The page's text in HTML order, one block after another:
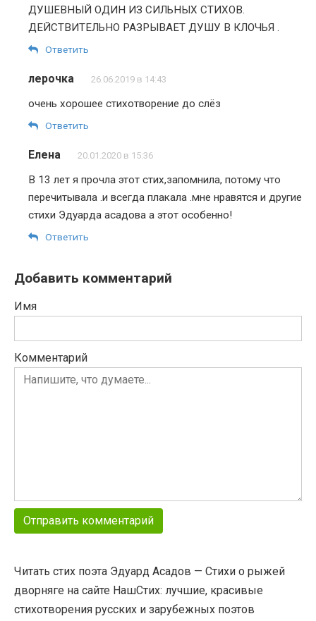
ДУШЕВНЫЙ ОДИН ИЗ СИЛЬНЫХ СТИХОВ.
ДЕЙСТВИТЕЛЬНО РАЗРЫВАЕТ ДУШУ В КЛОЧЬЯ .
Ответить
лерочка 26.06.2019 в 14:43
очень хорошее стихотворение до слёз
Ответить
Елена 20.01.2020 в 15:36
В 13 лет я прочла этот стих,запомнила, потому что
перечитывала .и всегда плакала .мне нравятся и другие
стихи Эдуарда асадова а этот особенно!
Ответить
Добавить комментарий
Имя
Комментарий
Читать стих поэта Эдуард Асадов — Стихи о рыжей
дворняге на сайте НашСтих: лучшие, красивые
стихотворения русских и зарубежных поэтов